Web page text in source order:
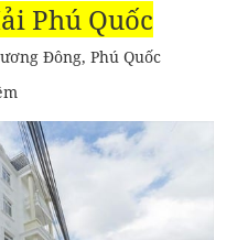
Phú Quốc
Đông, Phú Quốc